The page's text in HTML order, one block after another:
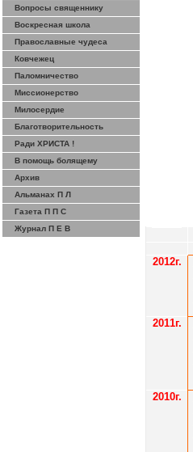
Вопросы священнику
Воскресная школа
Православные чудеса
Ковчежец
Паломничество
Миссионерство
Милосердие
Благотворительность
Ради ХРИСТА !
В помощь болящему
Архив
Альманах П Л
Газета П П С
Журнал П Е В
2012г.
2011г.
2010г.